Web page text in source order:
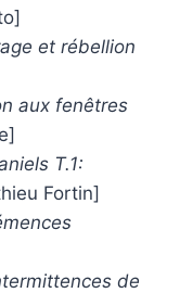
et rébellion
aux fenêtres
T.1:
Fortin]
de